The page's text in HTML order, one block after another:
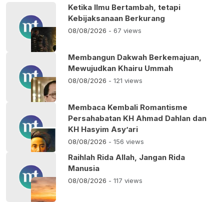
Ketika Ilmu Bertambah, tetapi
Kebijaksanaan Berkurang
08/08/2026 - 67 views
Membangun Dakwah Berkemajuan,
Mewujudkan Khairu Ummah
08/08/2026 - 121 views
Membaca Kembali Romantisme
Persahabatan KH Ahmad Dahlan dan
KH Hasyim Asy’ari
08/08/2026 - 156 views
Raihlah Rida Allah, Jangan Rida
Manusia
08/08/2026 - 117 views